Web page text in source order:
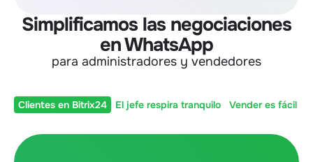
Simplificamos las negociaciones
en WhatsApp
para administradores y vendedores
Clientes en Bitrix24 El jefe respira tranquilo Vender es fácil